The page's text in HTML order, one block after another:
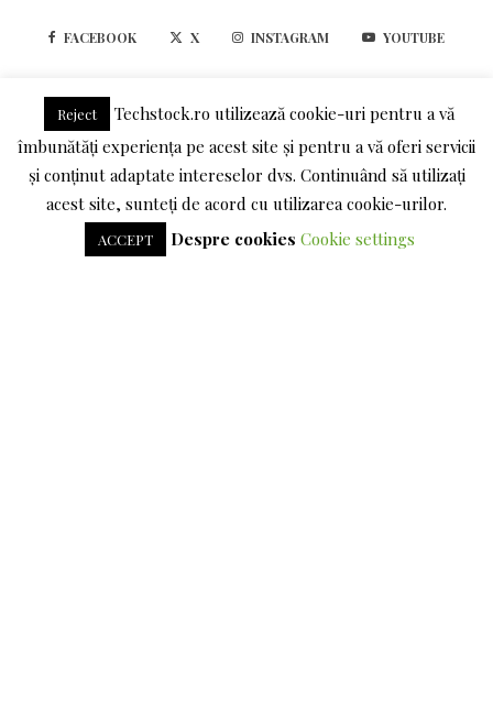
FACEBOOK X INSTAGRAM YOUTUBE
LINKEDIN
TERMENI SI CONDITII POLITICA DE CONFIDENTIALITATE
DESPRE COOKIES
Reject
Techstock.ro utilizează cookie-uri pentru a vă
îmbunătăți experiența pe acest site și pentru a vă oferi servicii
și conținut adaptate intereselor dvs. Continuând să utilizați
acest site, sunteți de acord cu utilizarea cookie-urilor.
ACCEPT Despre cookies Cookie settings